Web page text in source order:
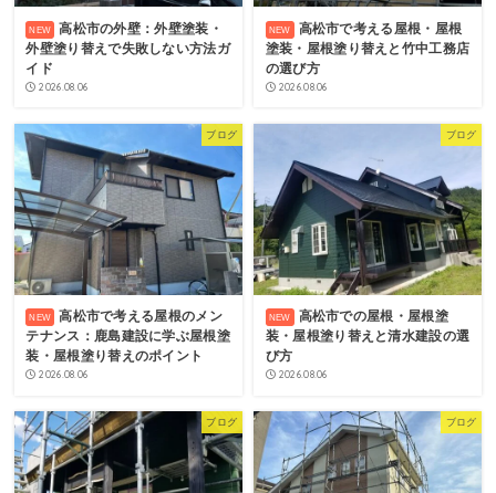
高松市の外壁：外壁塗装・
外壁塗り替えで失敗しない方法ガ
イド
2026.08.06
高松市で考える屋根・屋根
塗装・屋根塗り替えと竹中工務店
の選び方
2026.08.06
ブログ
高松市で考える屋根のメン
テナンス：鹿島建設に学ぶ屋根塗
装・屋根塗り替えのポイント
2026.08.06
ブログ
高松市での屋根・屋根塗
装・屋根塗り替えと清水建設の選
び方
2026.08.06
ブログ ブログ